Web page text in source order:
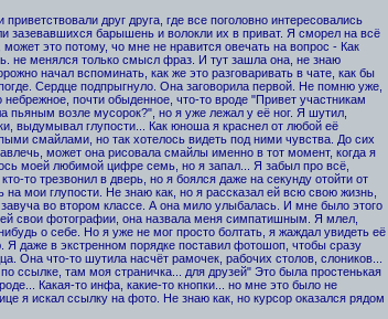
друг друга, где все поголовно интересовались
зазевавшихся барышень и волокли их в приват. Я сморел на всё
это потому, чо мне не нравится овечать на вопрос - Как
не менялся только смысл фраз. И тут зашла она, не знаю
начал вспоминать, как же это разговаривать в чате, как бы
Сердце подпрыгнуло. Она заговорила первой. Не помню уже,
почти обыденное, что-то вроде "Привет участникам
пьяным возле мусорок?", но я уже лежал у её ног. Я шутил,
выдумывал глупости... Как юноша я краснел от любой её
смайлами, но так хотелось видеть под ними чувства. До сих
может она рисовала смайлы именно в тот момент, когда я
моей любимой цифре семь, но я запал... Я забыл про всё,
то трезвонил в дверь, но я боялся даже на секунду отойти от
мои глупости. Не знаю как, но я рассказал ей всю свою жизнь,
завуча во втором классе. А она мило улыбалась. И мне было этого
свои фотографии, она назвала меня симпатишным. Я млел,
о себе. Но я уже не мог просто болтать, я жаждал увидеть её
даже в экстренном порядке поставил фотошоп, чтобы сразу
Она что-то шутила насчёт рамочек, рабочих столов, слоников...
ссылке, там моя страничка... для друзей" Это была простенькая
Какая-то инфа, какие-то кнопки... но мне это было не
я искал ссылку на фото. Не знаю как, но курсор оказался рядом